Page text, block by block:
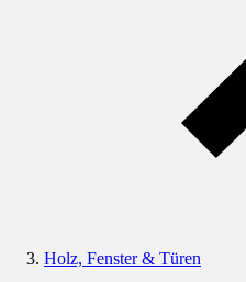
Holz, Fenster & Türen